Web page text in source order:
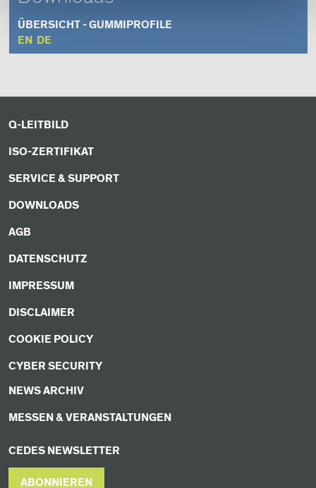
ÜBERSICHT - GUMMIPROFILE
EN DE
Q-LEITBILD
ISO-ZERTIFIKAT
SERVICE & SUPPORT
DOWNLOADS
AGB
DATENSCHUTZ
IMPRESSUM
DISCLAIMER
COOKIE POLICY
CYBER SECURITY
NEWS ARCHIV
MESSEN & VERANSTALTUNGEN
CEDES NEWSLETTER
ABONNIEREN